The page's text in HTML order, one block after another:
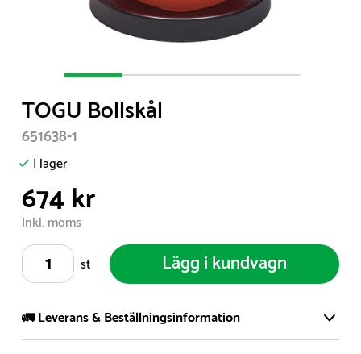
of
4
TOGU Bollskål
651638-1
I lager
674 kr
Inkl. moms
st
Lägg i kundvagn
🚛 Leverans & Beställningsinformation